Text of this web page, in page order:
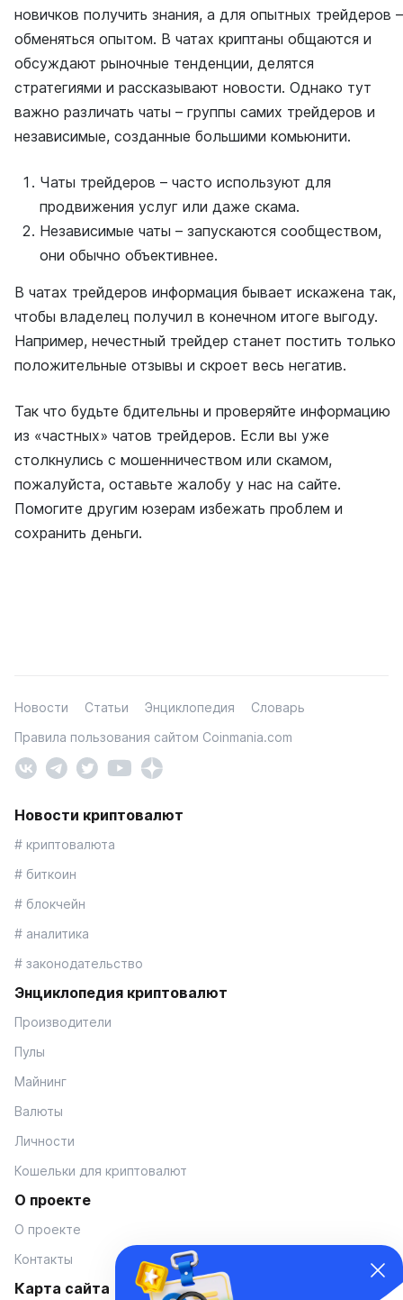
новичков получить знания, а для опытных трейдеров –
обменяться опытом. В чатах криптаны общаются и
обсуждают рыночные тенденции, делятся
стратегиями и рассказывают новости. Однако тут
важно различать чаты – группы самих трейдеров и
независимые, созданные большими комьюнити.
Чаты трейдеров – часто используют для
продвижения услуг или даже скама.
Независимые чаты – запускаются сообществом,
они обычно объективнее.
В чатах трейдеров информация бывает искажена так,
чтобы владелец получил в конечном итоге выгоду.
Например, нечестный трейдер станет постить только
положительные отзывы и скроет весь негатив.
Так что будьте бдительны и проверяйте информацию
из «частных» чатов трейдеров. Если вы уже
столкнулись с мошенничеством или скамом,
пожалуйста, оставьте жалобу у нас на сайте.
Помогите другим юзерам избежать проблем и
сохранить деньги.
Новости Статьи Энциклопедия
Словарь
Правила пользования сайтом Coinmania.com
Новости криптовалют
# криптовалюта
# биткоин
# блокчейн
# аналитика
# законодательство
Энциклопедия криптовалют
Производители
Пулы
Майнинг
Валюты
Личности
Кошельки для криптовалют
О проекте
О проекте
Контакты
Карта сайта